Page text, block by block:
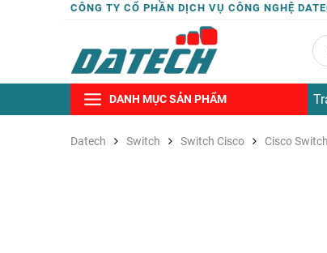
CÔNG TY CỔ PHẦN DỊCH VỤ CÔNG NGHỆ
DANH MỤC SẢN PHẨM
Datech Switch Switch Cisco Cisco